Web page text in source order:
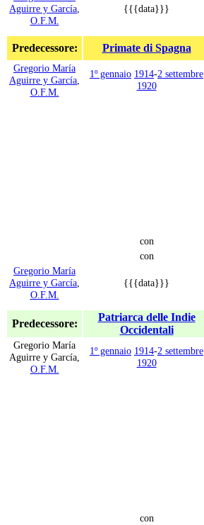
Aguirre y García
O.F.M.
{{{data}}}
Predecessore: Primate di Spagna
Gregorio María
Aguirre y García
O.F.M.
1º gennaio 1914-2 settembre
1920
con
con
Gregorio María
Aguirre y García
O.F.M.
{{{data}}}
Predecessore:
Patriarca delle Indie
Occidentali
Gregorio María
Aguirre y García,
O.F.M.
1º gennaio 1914-2 settembre
1920
con